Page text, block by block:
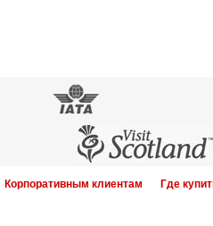
Корпоративным клиентам Где